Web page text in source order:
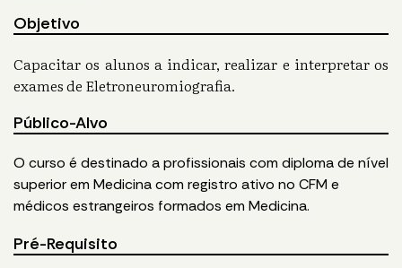
Objetivo
Capacitar os alunos a indicar, realizar e interpretar os
exames de Eletroneuromiografia.
Público-Alvo
O curso é destinado a profissionais com diploma de nível
superior em Medicina com registro ativo no CFM e
médicos estrangeiros formados em Medicina.
Pré-Requisito